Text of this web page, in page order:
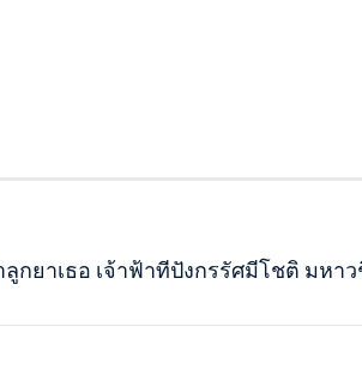
กยาเธอ เจ้าฟ้าทีปังกรรัศมีโชติ มหา